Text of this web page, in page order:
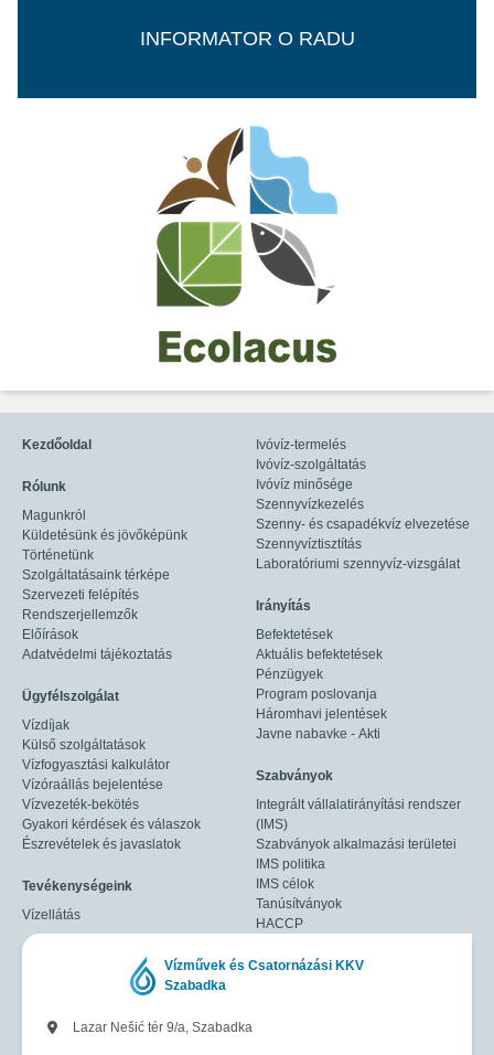
INFORMATOR O RADU
Kezdőoldal
Rólunk
Magunkról
Küldetésünk és jövőképünk
Történetünk
Szolgáltatásaink térképe
Szervezeti felépítés
Rendszerjellemzők
Előírások
Adatvédelmi tájékoztatás
Ügyfélszolgálat
Vízdíjak
Külső szolgáltatások
Vízfogyasztási kalkulátor
Vízóraállás bejelentése
Vízvezeték-bekötés
Gyakori kérdések és válaszok
Észrevételek és javaslatok
Tevékenységeink
Vízellátás
Ivóvíz-termelés
Ivóvíz-szolgáltatás
Ivóvíz minősége
Szennyvízkezelés
Szenny- és csapadékvíz elvezetése
Szennyvíztisztítás
Laboratóriumi szennyvíz-vizsgálat
Irányítás
Befektetések
Aktuális befektetések
Pénzügyek
Program poslovanja
Háromhavi jelentések
Javne nabavke - Akti
Szabványok
Integrált vállalatirányítási rendszer
(IMS)
Szabványok alkalmazási területei
IMS politika
IMS célok
Tanúsítványok
HACCP
Vízművek és Csatornázási KKV
Szabadka
Lazar Nešić tér 9/a, Szabadka